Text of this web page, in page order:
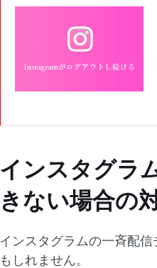
インスタグラ
きない場合の
インスタグラムの一斉配
もしれません。